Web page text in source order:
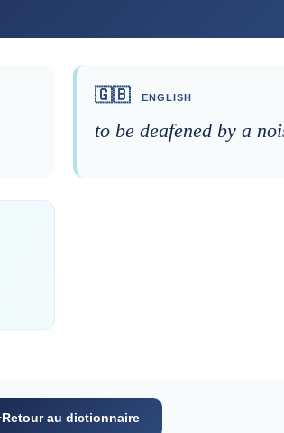
🇬🇧 ENGLISH
to be deafened by a
Retour au dictionnaire